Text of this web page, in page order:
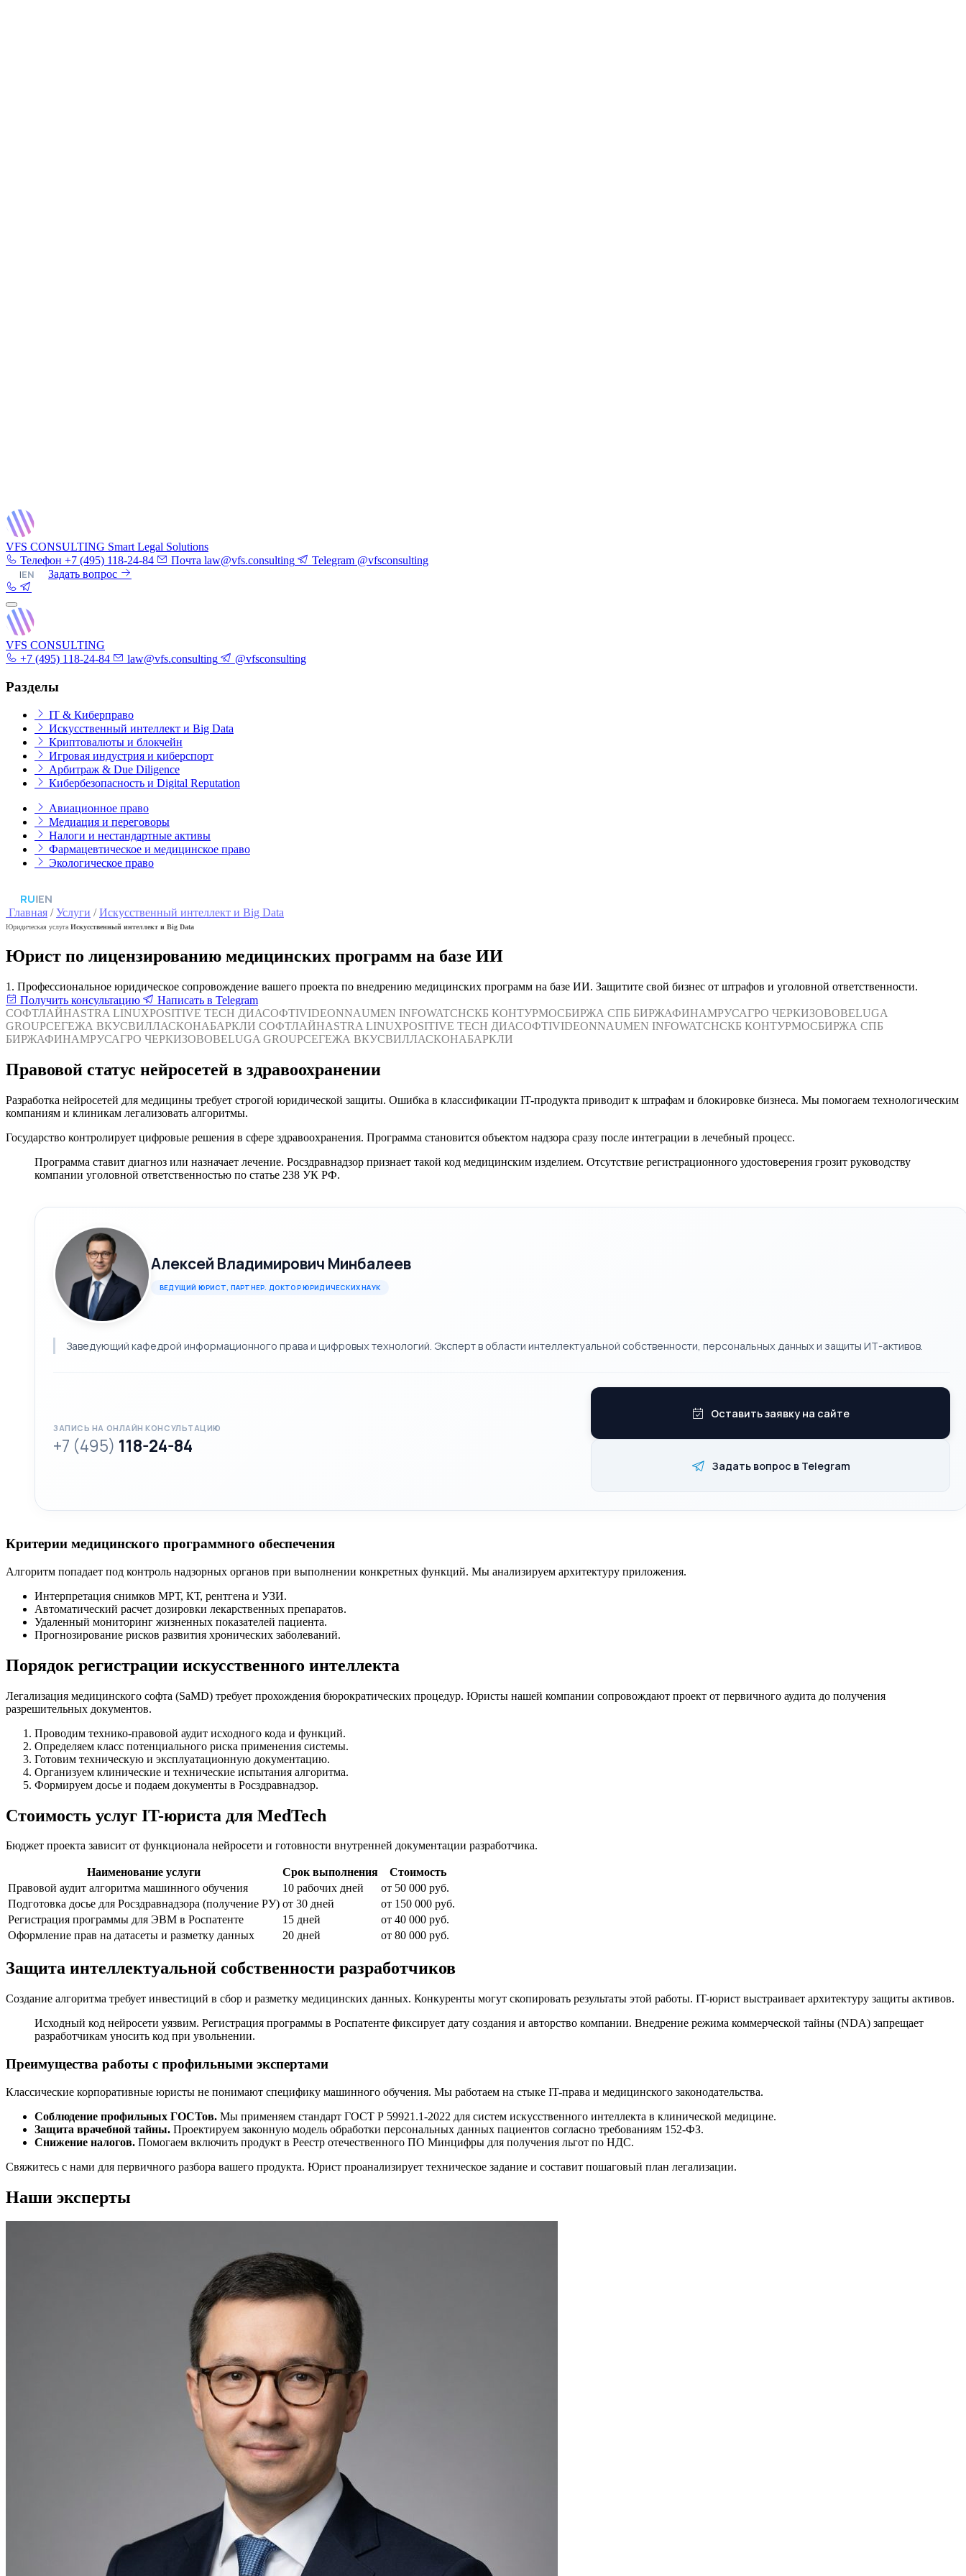
VFS CONSULTING Smart Legal Solutions
Телефон +7 (495) 118-24-84 Почта law@vfs.consulting Telegram @vfsconsulting
|EN Задать вопрос
VFS CONSULTING
+7 (495) 118-24-84
law@vfs.consulting @vfsconsulting
Разделы
IT & Киберправо
Искусственный интеллект и Big Data
Криптовалюты и блокчейн
Игровая индустрия и киберспорт
Арбитраж & Due Diligence
Кибербезопасность и Digital Reputation
Авиационное право
Медиация и переговоры
Налоги и нестандартные активы
Фармацевтическое и медицинское право
Экологическое право
RU|EN
Главная /Услуги /Искусственный интеллект и Big Data
Юридическая услуга Искусственный интеллект и Big Data
Юрист по лицензированию медицинских программ на базе ИИ
1. Профессиональное юридическое сопровождение вашего проекта по внедрению медицинских программ на базе ИИ. Защитите свой бизнес от штрафов и уголовной ответственности.
Получить консультацию
Написать в Telegram
СОФТЛАЙНASTRA LINUXPOSITIVE TECH ДИАСОФТIVIDEONNAUMEN INFOWATCHСКБ КОНТУРМОСБИРЖА СПБ БИРЖАФИНАМРУСАГРО ЧЕРКИЗОВОBELUGA
GROUPСЕГЕЖА ВКУСВИЛЛАСКОНАБАРКЛИ СОФТЛАЙНASTRA LINUXPOSITIVE TECH ДИАСОФТIVIDEONNAUMEN INFOWATCHСКБ КОНТУРМОСБИРЖА СПБ
БИРЖАФИНАМРУСАГРО ЧЕРКИЗОВОBELUGA GROUPСЕГЕЖА ВКУСВИЛЛАСКОНАБАРКЛИ
Правовой статус нейросетей в здравоохранении
Разработка нейросетей для медицины требует строгой юридической защиты. Ошибка в классификации IT-продукта приводит к штрафам и блокировке бизнеса. Мы помогаем технологическим
компаниям и клиникам легализовать алгоритмы.
Государство контролирует цифровые решения в сфере здравоохранения. Программа становится объектом надзора сразу после интеграции в лечебный процесс.
Программа ставит диагноз или назначает лечение. Росздравнадзор признает такой код медицинским изделием. Отсутствие регистрационного удостоверения грозит руководству
компании уголовной ответственностью по статье 238 УК РФ.
Алексей Владимирович Минбалеев
ВЕДУЩИЙ ЮРИСТ, ПАРТНЕР. ДОКТОР ЮРИДИЧЕСКИХ НАУК
Заведующий кафедрой информационного права и цифровых технологий. Эксперт в области интеллектуальной собственности, персональных данных и защиты ИТ-активов.
ЗАПИСЬ НА ОНЛАЙН КОНСУЛЬТАЦИЮ
+7 (495) 118-24-84
Оставить заявку на сайте
Задать вопрос в Telegram
Критерии медицинского программного обеспечения
Алгоритм попадает под контроль надзорных органов при выполнении конкретных функций. Мы анализируем архитектуру приложения.
Интерпретация снимков МРТ, КТ, рентгена и УЗИ.
Автоматический расчет дозировки лекарственных препаратов.
Удаленный мониторинг жизненных показателей пациента.
Прогнозирование рисков развития хронических заболеваний.
Порядок регистрации искусственного интеллекта
Легализация медицинского софта (SaMD) требует прохождения бюрократических процедур. Юристы нашей компании сопровождают проект от первичного аудита до получения
разрешительных документов.
Проводим технико-правовой аудит исходного кода и функций.
Определяем класс потенциального риска применения системы.
Готовим техническую и эксплуатационную документацию.
Организуем клинические и технические испытания алгоритма.
Формируем досье и подаем документы в Росздравнадзор.
Стоимость услуг IT-юриста для MedTech
Бюджет проекта зависит от функционала нейросети и готовности внутренней документации разработчика.
Наименование услуги Срок выполнения
Стоимость
Правовой аудит алгоритма машинного обучения
10 рабочих дней
от 50 000 руб.
Подготовка досье для Росздравнадзора (получение РУ) от 30 дней
от 150 000 руб.
Регистрация программы для ЭВМ в Роспатенте
15 дней
от 40 000 руб.
Оформление прав на датасеты и разметку данных
20 дней от 80 000 руб.
Защита интеллектуальной собственности разработчиков
Создание алгоритма требует инвестиций в сбор и разметку медицинских данных. Конкуренты могут скопировать результаты этой работы. IT-юрист выстраивает архитектуру защиты активов.
Исходный код нейросети уязвим. Регистрация программы в Роспатенте фиксирует дату создания и авторство компании. Внедрение режима коммерческой тайны (NDA) запрещает
разработчикам уносить код при увольнении.
Преимущества работы с профильными экспертами
Классические корпоративные юристы не понимают специфику машинного обучения. Мы работаем на стыке IT-права и медицинского законодательства.
Соблюдение профильных ГОСТов. Мы применяем стандарт ГОСТ Р 59921.1-2022 для систем искусственного интеллекта в клинической медицине.
Защита врачебной тайны. Проектируем законную модель обработки персональных данных пациентов согласно требованиям 152-ФЗ.
Снижение налогов. Помогаем включить продукт в Реестр отечественного ПО Минцифры для получения льгот по НДС.
Свяжитесь с нами для первичного разбора вашего продукта. Юрист проанализирует техническое задание и составит пошаговый план легализации.
Наши эксперты